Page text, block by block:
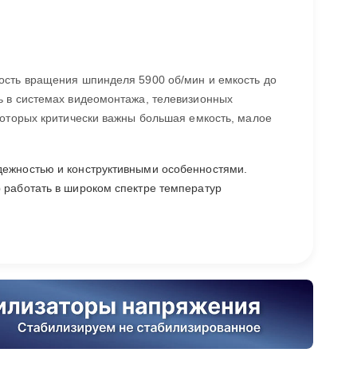
вращения шпинделя 5900 об/мин и емкость до
системах видеомонтажа, телевизионных
критически важны большая емкость, малое
и конструктивными особенностями.
в широком спектре температур